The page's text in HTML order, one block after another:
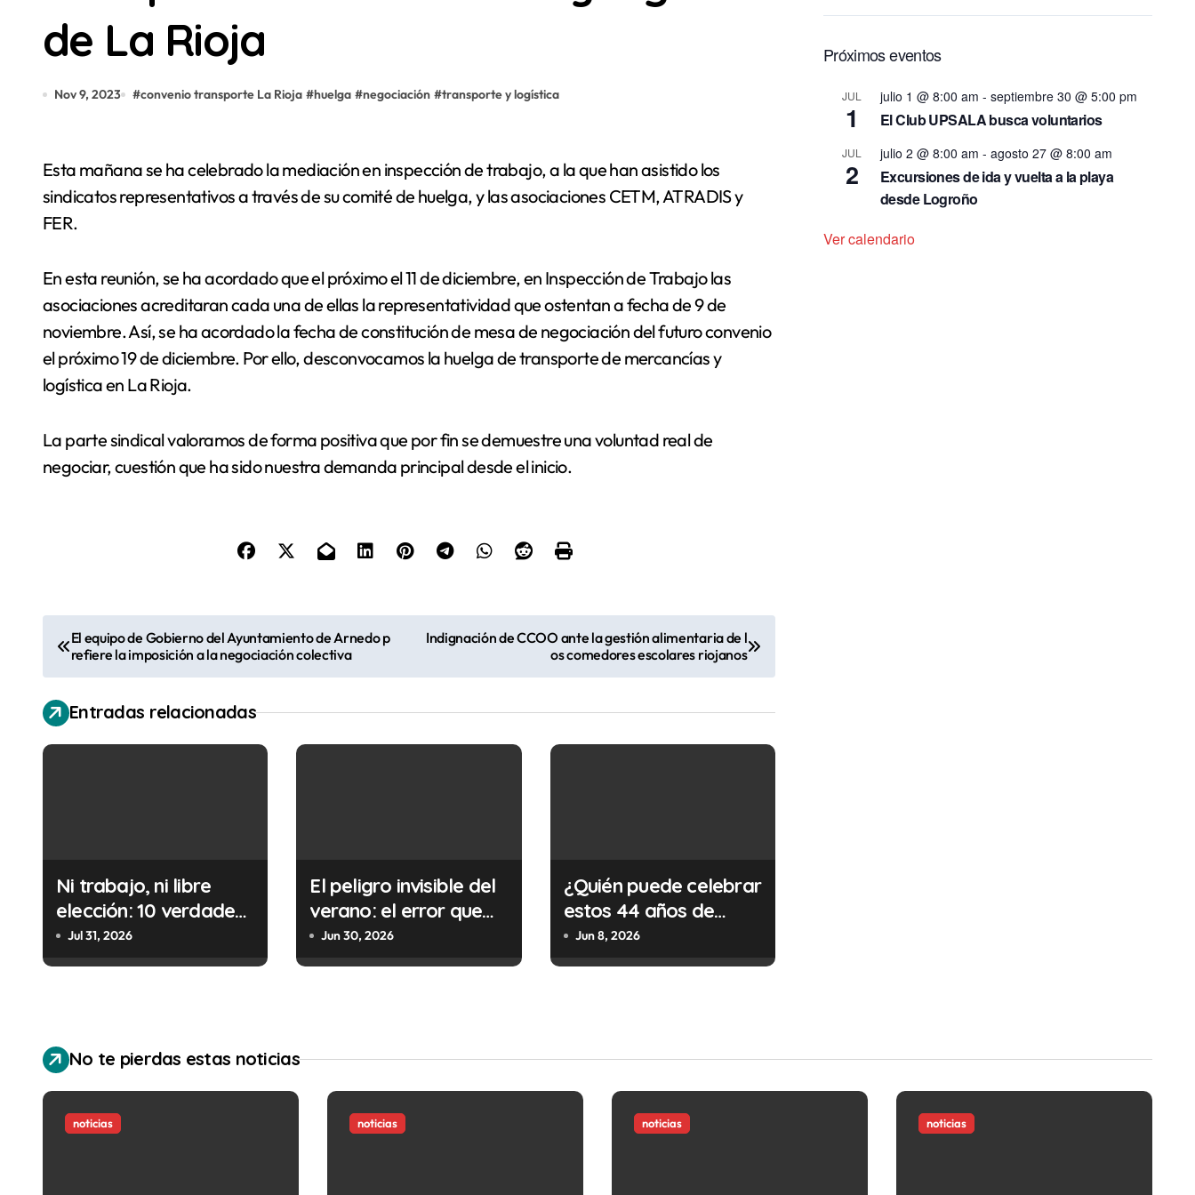
de La Rioja
Nov 9, 2023 #convenio transporte La Rioja #huelga #negociación #transporte y logística
Esta mañana se ha celebrado la mediación en inspección de trabajo, a la que han asistido los
sindicatos representativos a través de su comité de huelga, y las asociaciones CETM, ATRADIS y
FER.
En esta reunión, se ha acordado que el próximo el 11 de diciembre, en Inspección de Trabajo las
asociaciones acreditaran cada una de ellas la representatividad que ostentan a fecha de 9 de
noviembre. Así, se ha acordado la fecha de constitución de mesa de negociación del futuro convenio
el próximo 19 de diciembre. Por ello, desconvocamos la huelga de transporte de mercancías y
logística en La Rioja.
La parte sindical valoramos de forma positiva que por fin se demuestre una voluntad real de
negociar, cuestión que ha sido nuestra demanda principal desde el inicio.
a
v
e
ó
n
e
n
El equipo de Gobierno del Ayuntamiento de Arnedo p
refiere la imposición a la negociación colectiva
Indignación de CCOO ante la gestión alimentaria de l
os comedores escolares riojanos
Entradas relacionadas
Ni trabajo, ni libre
elección: 10 verdades
urgentes sobre la
abolición de la
Jul 31, 2026
El peligro invisible del
verano: el error que
cometes cada 30
minutos en tu trabajo
Jun 30, 2026
¿Quién puede celebrar
estos 44 años de
autonomía?
Jun 8, 2026
Próximos eventos
JUL
1
julio 1 @ 8:00 am - septiembre 30 @ 5:00 pm
El Club UPSALA busca voluntarios
JUL
2
julio 2 @ 8:00 am - agosto 27 @ 8:00 am
Excursiones de ida y vuelta a la playa
desde Logroño
Ver calendario
No te pierdas estas noticias
noticias noticias noticias noticias